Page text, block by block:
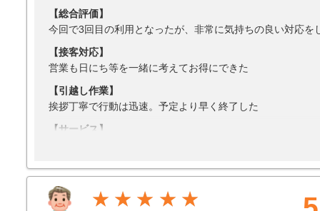
【総合評価】
今回で3回目の利用となったが、非常に気持ちの良い対応
【接客対応】
営業も日にち等を一緒に考えてお得にできた
【引越し作業】
挨拶丁寧で行動は迅速。予定より早く終了した
【サービス】
【料金】
安くできる日を考えてくれた
★★★★★